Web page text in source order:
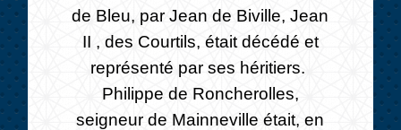
de Bleu, par Jean de Biville, Jean
II , des Courtils, était décédé et
représenté par ses héritiers.
Philippe de Roncherolles,
seigneur de Mainneville était, en